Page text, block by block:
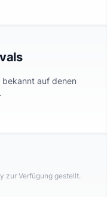
bekannt auf denen
zur Verfügung gestellt.